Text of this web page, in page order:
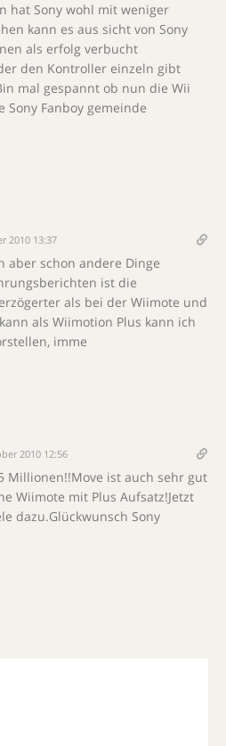
hat Sony wohl mit weniger
kann es aus sicht von Sony
als erfolg verbucht
den Kontroller einzeln gibt
mal gespannt ob nun die Wii
Sony Fanboy gemeinde
2010 13:37
aber schon andere Dinge
ist die
als bei der Wiimote und
als Wiimotion Plus kann ich
imme
2010 12:56
Millionen!!Move ist auch sehr gut
Wiimote mit Plus Aufsatz!Jetzt
dazu.Glückwunsch Sony